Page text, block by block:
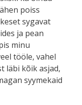
poiss
sygavat
ja pean
minu
tööle, vahel
läbi kõik asjad,
syymekaid